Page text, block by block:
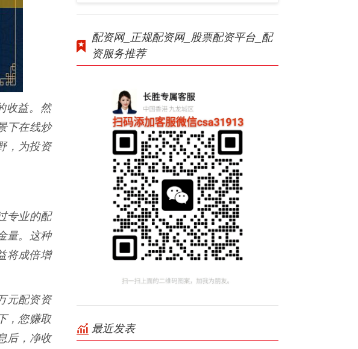
收益。然
下在线炒
，为投资
专业的配
量。这种
将成倍增
元配资资
，您赚取
后，净收
配资网_正规配资网_股票配资平台_配
资服务推荐
最近发表